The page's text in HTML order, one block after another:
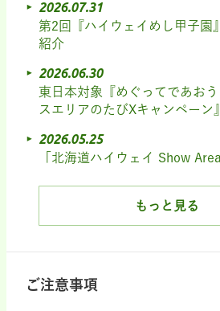
2026.07.31
第2回『ハイウェイめし甲子園
紹介
2026.06.30
東日本対象『めぐってであお
スエリアのたびXキャンペーン
2026.05.25
「北海道ハイウェイ Show
もっと見る
ご注意事項